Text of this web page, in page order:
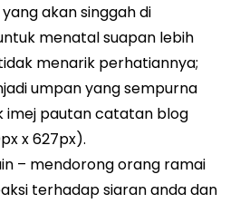
akan singgah di
menatal suapan lebih
menarik perhatiannya;
umpan yang sempurna
imej pautan catatan blog
x 627px).
– mendorong orang ramai
terhadap siaran anda dan